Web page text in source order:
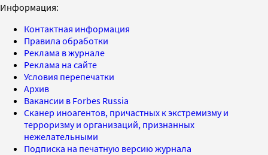
Информация:
Контактная информация
Правила обработки
Реклама в журнале
Реклама на сайте
Условия перепечатки
Архив
Вакансии в Forbes Russia
Сканер иноагентов, причастных к экстремизму и
терроризму и организаций, признанных
нежелательными
Подписка на печатную версию журнала